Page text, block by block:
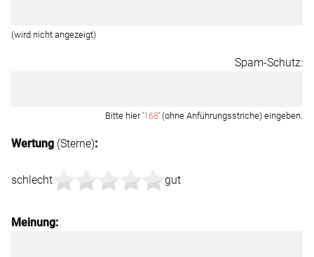
(wird nicht angezeigt)
Spam-Schutz:
Bitte hier '168' (ohne Anführungsstriche) eingeben.
Wertung (Sterne):
schlecht gut
Meinung: